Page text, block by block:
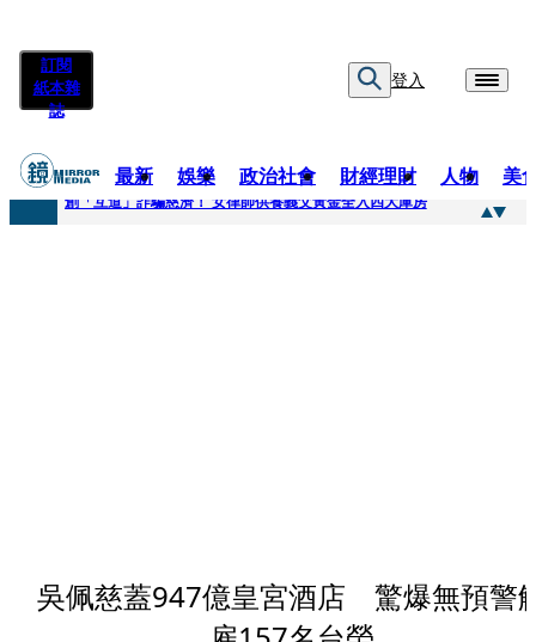
訂閱
紙本雜
誌
登入
最新 娛樂 政治社會 財經理財 人物 美
快訊
創「互道」詐騙慈濟！ 女律師供養義父黃金全入四大庫房
吳佩慈蓋947億皇宮酒店 驚爆無預警